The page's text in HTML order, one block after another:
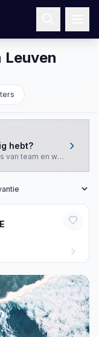
hebt?
team en werkstijl.